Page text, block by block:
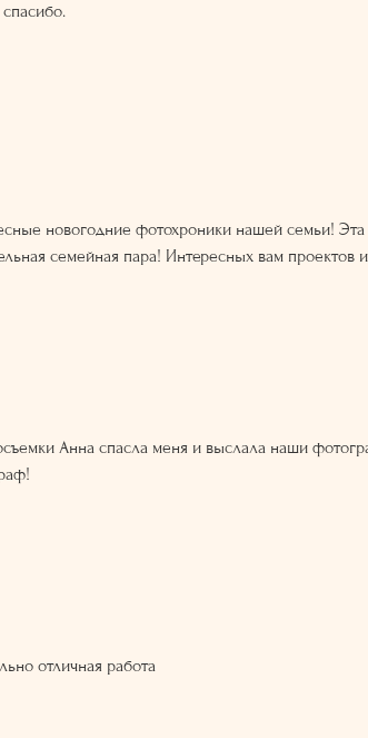
новогодние фотохроники нашей семьи!
семейная пара! Интересных вам проектов
Анна спасла меня и выслала наши
отличная работа